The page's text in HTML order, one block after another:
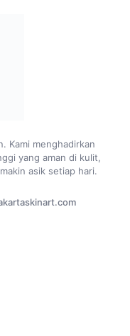
Kami menghadirkan
yang aman di kulit,
asik setiap hari.